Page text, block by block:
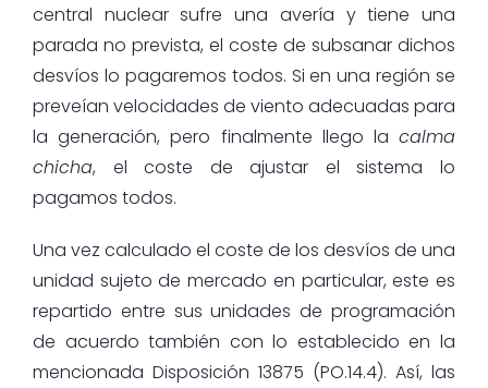
central nuclear sufre una avería y tiene una
parada no prevista, el coste de subsanar dichos
desvíos lo pagaremos todos. Si en una región se
preveían velocidades de viento adecuadas para
la generación, pero finalmente llego lacalma
chicha, el coste de ajustar el sistema lo
pagamos todos.
Una vez calculado el coste de los desvíos de una
unidad sujeto de mercado en particular, este es
repartido entre sus unidades de programación
de acuerdo también con lo establecido en la
mencionada Disposición 13875 (PO.14.4). Así, las